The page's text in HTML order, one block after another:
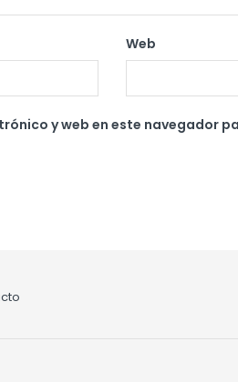
Web
y web en este navegador